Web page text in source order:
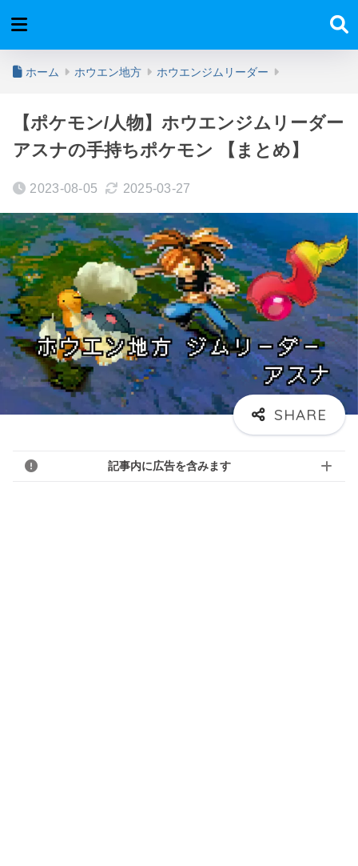
ホーム ホウエン地方 ホウエンジムリーダー
【ポケモン/人物】ホウエンジムリーダー
アスナの手持ちポケモン 【まとめ】
2023-08-05 2025-03-27
記事内に広告を含みます